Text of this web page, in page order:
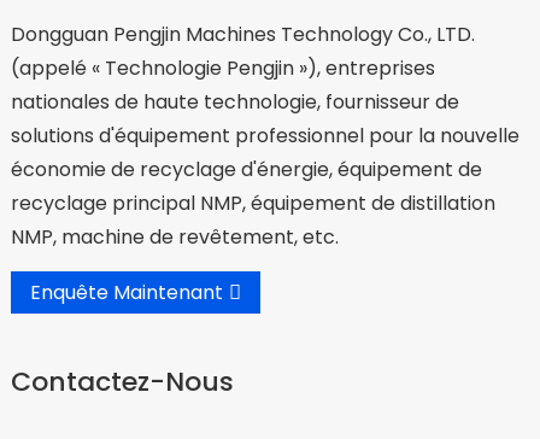
Dongguan Pengjin Machines Technology Co., LTD.
(appelé « Technologie Pengjin »), entreprises
nationales de haute technologie, fournisseur de
solutions d'équipement professionnel pour la nouvelle
économie de recyclage d'énergie, équipement de
recyclage principal NMP, équipement de distillation
NMP, machine de revêtement, etc.
Enquête Maintenant
Contactez-Nous